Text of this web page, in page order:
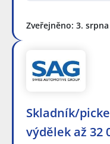
Zveřejněno: 3. srpna
Skladník/
výdělek až 32